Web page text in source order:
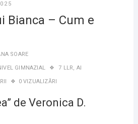
Bianca – Cum e
SOARE
GIMNAZIAL 7 LLR, AI
0 VIZUALIZĂRI
de Veronica D.